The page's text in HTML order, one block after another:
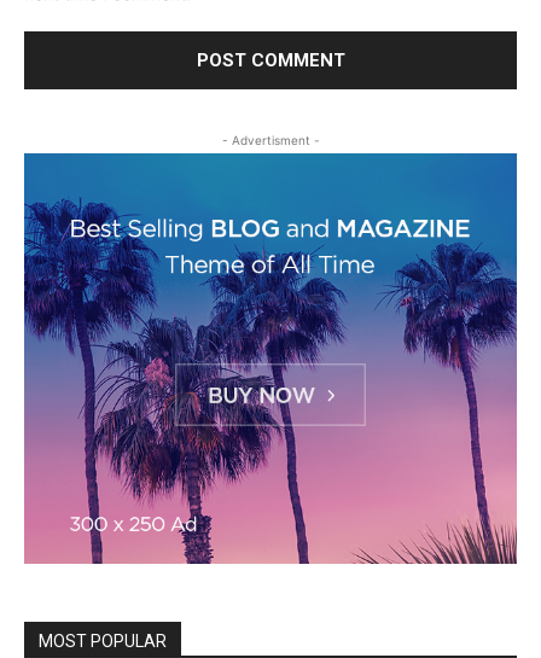
- Advertisment -
MOST POPULAR